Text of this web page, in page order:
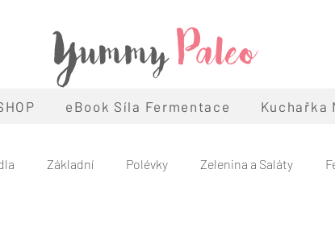
YummyPaleo
eBook Síla Fermentace Kuchařka
Základní Polévky Zelenina a Saláty